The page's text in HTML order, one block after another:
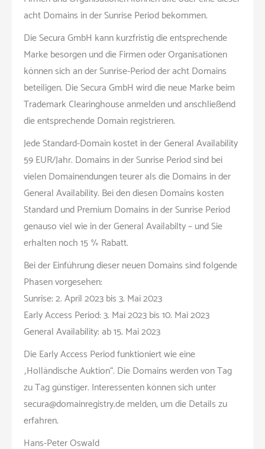
acht Domains in der Sunrise Period bekommen.
Die Secura GmbH kann kurzfristig die entsprechende
Marke besorgen und die Firmen oder Organisationen
können sich an der Sunrise-Period der acht Domains
beteiligen. Die Secura GmbH wird die neue Marke beim
Trademark Clearinghouse anmelden und anschließend
die entsprechende Domain registrieren.
Jede Standard-Domain kostet in der General Availability
59 EUR/Jahr. Domains in der Sunrise Period sind bei
vielen Domainendungen teurer als die Domains in der
General Availability. Bei den diesen Domains kosten
Standard und Premium Domains in der Sunrise Period
genauso viel wie in der General Availabilty – und Sie
erhalten noch 15 % Rabatt.
Bei der Einführung dieser neuen Domains sind folgende
Phasen vorgesehen:
Sunrise: 2. April 2023 bis 3. Mai 2023
Early Access Period: 3. Mai 2023 bis 10. Mai 2023
General Availability: ab 15. Mai 2023
Die Early Access Period funktioniert wie eine
„Holländische Auktion“. Die Domains werden von Tag
zu Tag günstiger. Interessenten können sich unter
secura@domainregistry.de melden, um die Details zu
erfahren.
Hans-Peter Oswald